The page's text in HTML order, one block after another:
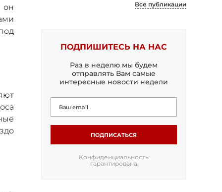
он
Все публикации
ПОДПИШИТЕСЬ НА НАС
Раз в неделю мы будем
отправлять Вам самые
интересные новости недели
ПОДПИСАТЬСЯ
Конфиденциальность
гарантирована